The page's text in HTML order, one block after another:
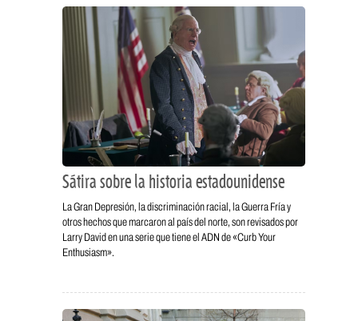
Sátira sobre la historia estadounidense
La Gran Depresión, la discriminación racial, la Guerra Fría y
otros hechos que marcaron al país del norte, son revisados por
Larry David en una serie que tiene el ADN de «Curb Your
Enthusiasm».